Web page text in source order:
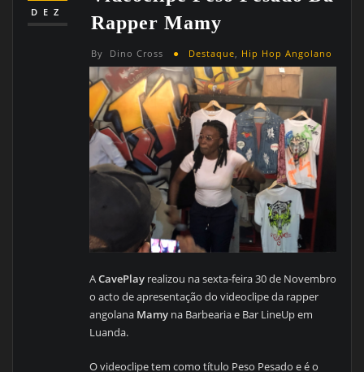
DEZ
Rapper Mamy
By Dino Cross Destaque Hip Hop Angolano
ACavePlay realizou na sexta-feira 30 de Novembro
o acto de apresentação do videoclipe da rapper
angolana Mamy na Barbearia e Bar LineUp em
Luanda.
O videoclipe tem como título Peso Pesado e é o